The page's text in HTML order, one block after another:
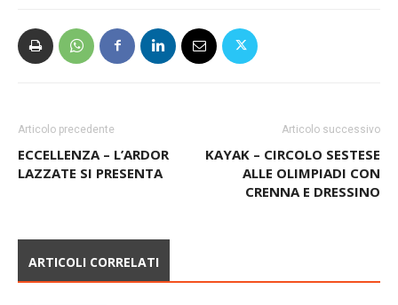
Articolo precedente
ECCELLENZA – L’ARDOR
LAZZATE SI PRESENTA
Articolo successivo
KAYAK – CIRCOLO SESTESE
ALLE OLIMPIADI CON
CRENNA E DRESSINO
ARTICOLI CORRELATI